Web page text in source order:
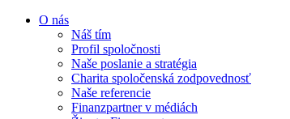
O nás
Náš tím
Profil spoločnosti
Naše poslanie a stratégia
Charita spoločenská zodpovednosť
Naše referencie
Finanzpartner v médiách